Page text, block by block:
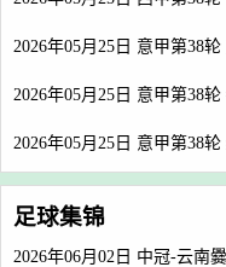
2026年05月25日 意甲第38
2026年05月25日 意甲第38
2026年05月25日 意甲第38
足球集锦
2026年06月02日 中冠-云南